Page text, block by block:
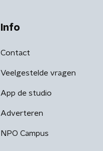
Info
Contact
Veelgestelde vragen
App de studio
Adverteren
NPO Campus